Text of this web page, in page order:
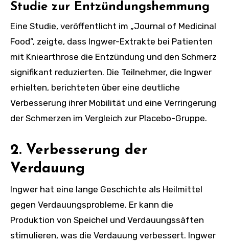
Studie zur Entzündungshemmung
Eine Studie, veröffentlicht im „Journal of Medicinal
Food”, zeigte, dass Ingwer-Extrakte bei Patienten
mit Kniearthrose die Entzündung und den Schmerz
signifikant reduzierten. Die Teilnehmer, die Ingwer
erhielten, berichteten über eine deutliche
Verbesserung ihrer Mobilität und eine Verringerung
der Schmerzen im Vergleich zur Placebo-Gruppe.
2. Verbesserung der
Verdauung
Ingwer hat eine lange Geschichte als Heilmittel
gegen Verdauungsprobleme. Er kann die
Produktion von Speichel und Verdauungssäften
stimulieren, was die Verdauung verbessert. Ingwer